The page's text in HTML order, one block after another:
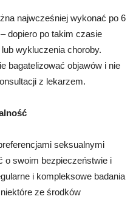
najwcześniej wykonać po 6
dopiero po takim czasie
wykluczenia choroby.
bagatelizować objawów i nie
z lekarzem.
seksualnymi
o swoim bezpieczeństwie i
i kompleksowe badania
ze środków